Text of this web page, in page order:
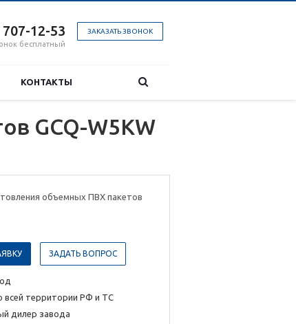
ЗАКАЗАТЬ ЗВОНОК
12-53
бесплатный
КОНТАКТЫ
GCQ-W5KW
объемных ПВХ пакетов
ЗАДАТЬ ВОПРОС
всей территории РФ и ТС
дилер завода